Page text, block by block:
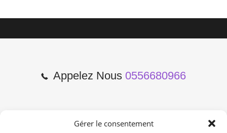
Gérer le consentement
Appelez Nous 0556680966
2 Cours de l'Yser 33800